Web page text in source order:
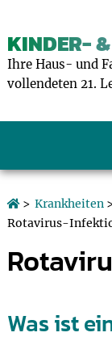
KINDER-
Ihre Haus- und
vollendeten 21.
> Krankheiten
Rotavirus-
Was ist